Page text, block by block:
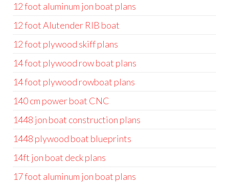
12 foot aluminum jon boat plans
12 foot Alutender RIB boat
12 foot plywood skiff plans
14 foot plywood row boat plans
14 foot plywood rowboat plans
140 cm power boat CNC
1448 jon boat construction plans
1448 plywood boat blueprints
14ft jon boat deck plans
17 foot aluminum jon boat plans